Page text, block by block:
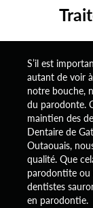
S’il est
autant de voir
notre bouche,
du parodonte.
maintien des
Dentaire de
Outaouais,
qualité. Que
parodontite ou
dentistes
en parodontie.